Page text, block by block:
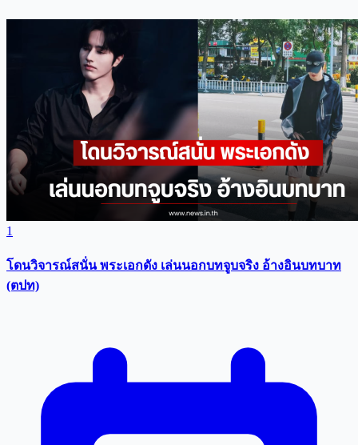
1
โดนวิจารณ์สนั่น พระเอกดัง เล่นนอกบทจูบจริง อ้างอินบทบาท
(ตปท)